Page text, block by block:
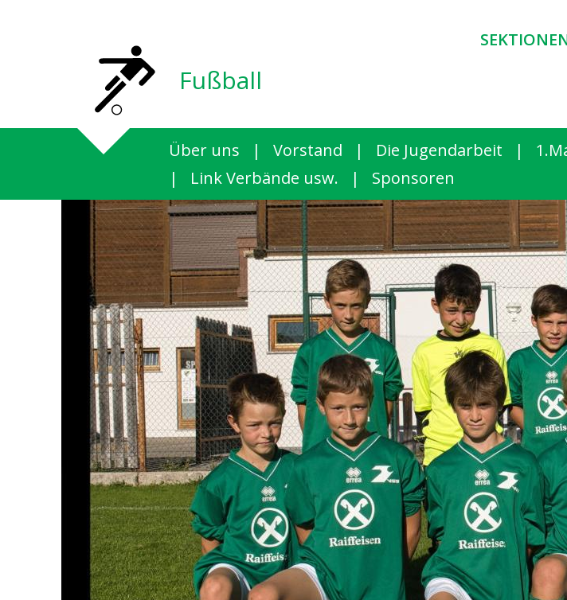
Fußball
Über uns | Vorstand | Die Jugendarbeit |
|
Link Verbände usw. | Sponsoren